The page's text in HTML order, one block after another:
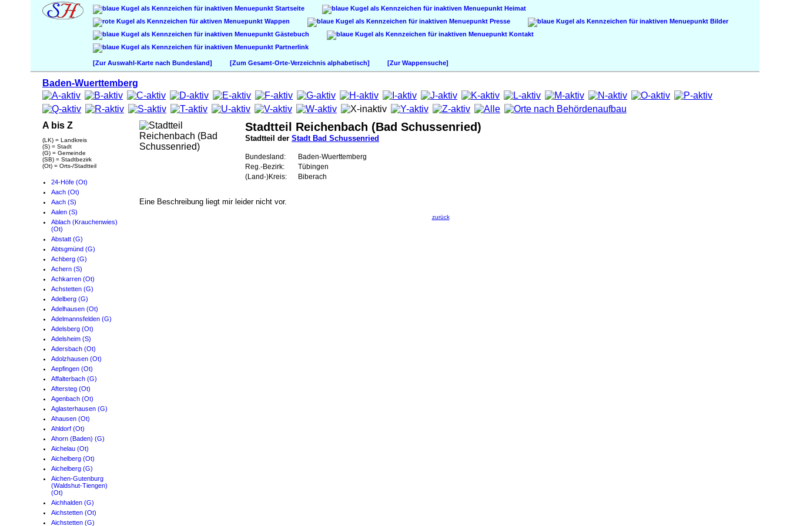
Startseite
Heimat
Wappen
Presse
Bilder
Gästebuch
Kontakt
Partnerlink
[Zur Auswahl-Karte nach Bundesland] [Zum Gesamt-Orte-Verzeichnis alphabetisch] [Zur Wappensuche]
Baden-Wuerttemberg
A bis Z
(LK) = Landkreis
(S) = Stadt
(G) = Gemeinde
(SB) = Stadtbezirk
(Ot) = Orts-/Stadtteil
24-Höfe (Ot)
Aach (Ot)
Aach (S)
Aalen (S)
Ablach (Krauchenwies)
(Ot)
Abstatt (G)
Abtsgmünd (G)
Achberg (G)
Achern (S)
Achkarren (Ot)
Achstetten (G)
Adelberg (G)
Adelhausen (Ot)
Adelmannsfelden (G)
Adelsberg (Ot)
Adelsheim (S)
Adersbach (Ot)
Adolzhausen (Ot)
Aepfingen (Ot)
Affalterbach (G)
Aftersteg (Ot)
Agenbach (Ot)
Aglasterhausen (G)
Ahausen (Ot)
Ahldorf (Ot)
Ahorn (Baden) (G)
Aichelau (Ot)
Aichelberg (Ot)
Aichelberg (G)
Aichen-Gutenburg
(Waldshut-Tiengen)
(Ot)
Aichhalden (G)
Aichstetten (Ot)
Aichstetten (G)
Stadtteil Reichenbach (Bad Schussenried)
Stadtteil der Stadt Bad Schussenried
Bundesland:
Baden-Wuerttemberg
Reg.-Bezirk:
Tübingen
(Land-)Kreis:
Biberach
Eine Beschreibung liegt mir leider nicht vor.
zurück